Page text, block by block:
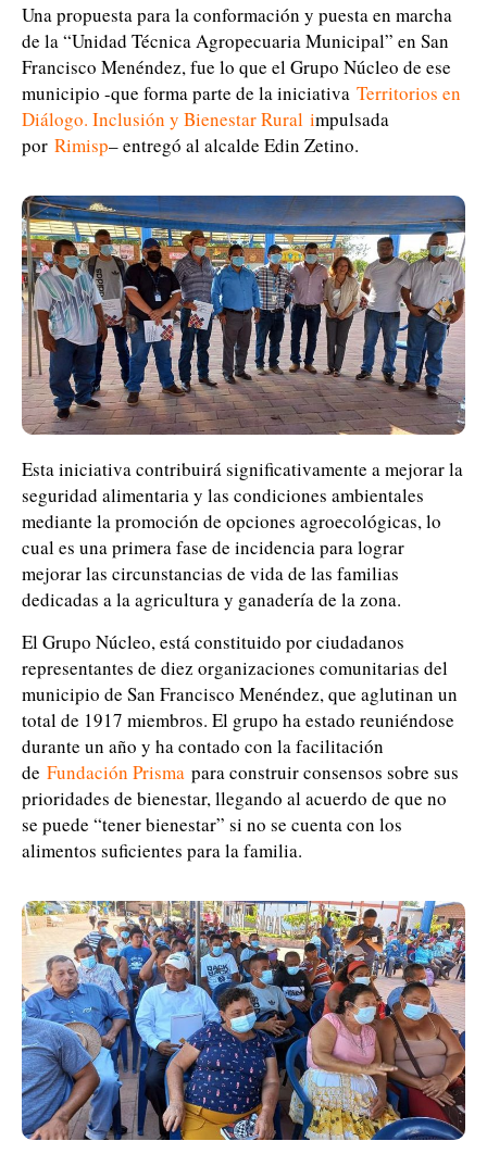
Una propuesta para la conformación y puesta en marcha
de la “Unidad Técnica Agropecuaria Municipal” en San
Francisco Menéndez, fue lo que el Grupo Núcleo de ese
municipio -que forma parte de la iniciativa Territorios en
Diálogo. Inclusión y Bienestar Rural impulsada
por Rimisp– entregó al alcalde Edin Zetino.
Esta iniciativa contribuirá significativamente a mejorar la
seguridad alimentaria y las condiciones ambientales
mediante la promoción de opciones agroecológicas, lo
cual es una primera fase de incidencia para lograr
mejorar las circunstancias de vida de las familias
dedicadas a la agricultura y ganadería de la zona.
El Grupo Núcleo, está constituido por ciudadanos
representantes de diez organizaciones comunitarias del
municipio de San Francisco Menéndez, que aglutinan un
total de 1917 miembros. El grupo ha estado reuniéndose
durante un año y ha contado con la facilitación
de Fundación Prisma para construir consensos sobre sus
prioridades de bienestar, llegando al acuerdo de que no
se puede “tener bienestar” si no se cuenta con los
alimentos suficientes para la familia.